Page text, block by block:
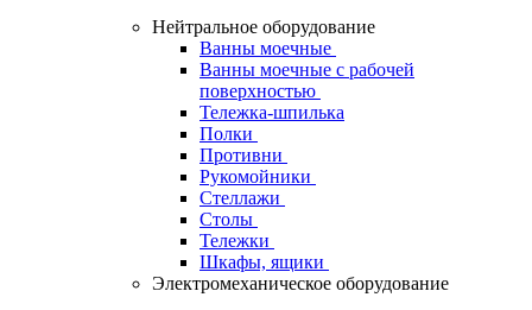
Нейтральное оборудование
Ванны моечные
Ванны моечные с рабочей
поверхностью
Тележка-шпилька
Полки
Противни
Рукомойники
Стеллажи
Столы
Тележки
Шкафы, ящики
Электромеханическое оборудование